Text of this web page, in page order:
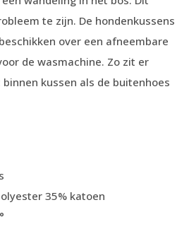
te zijn. De hondenkussens
over een afneembare
de wasmachine. Zo zit er
kussen als de buitenhoes
35% katoen